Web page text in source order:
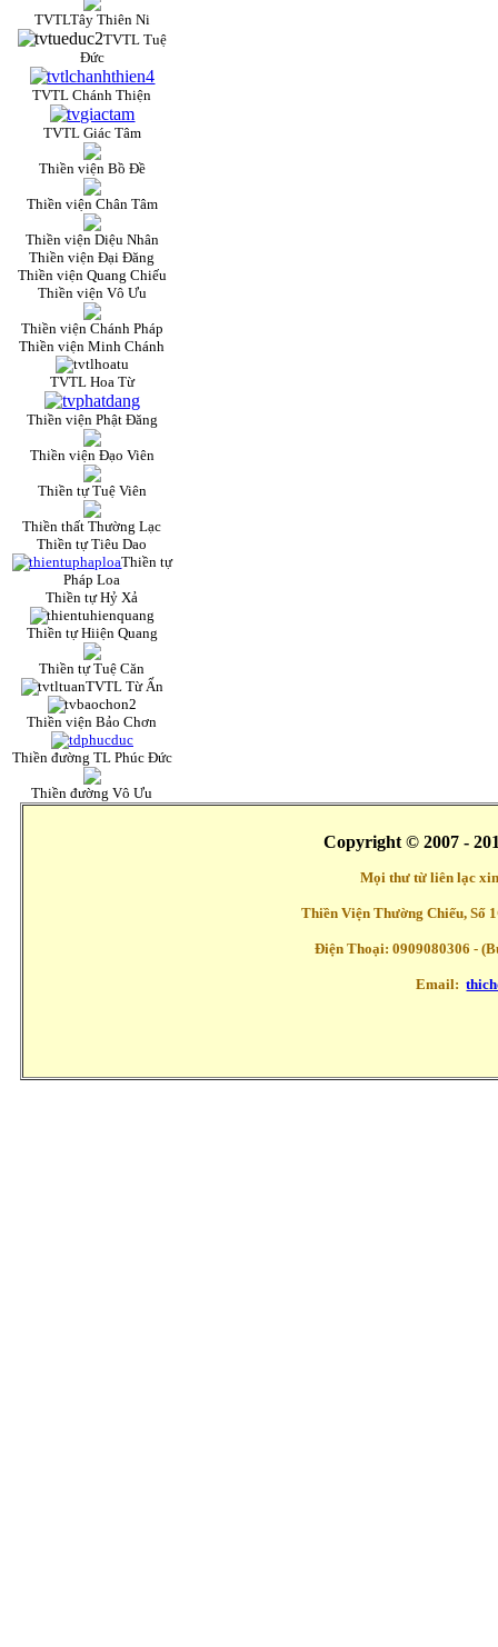
TVTLTây Thiên Ni
TVTL Tuệ
Đức
TVTL Chánh Thiện
TVTL Giác Tâm
Thiền viện Bồ Đề
Thiền viện Chân Tâm
Thiền viện Diệu Nhân
Thiền viện Đại Đăng
Thiền viện Quang Chiếu
Thiền viện Vô Ưu
Thiền viện Chánh Pháp
Thiền viện Minh Chánh
TVTL Hoa Từ
Thiền viện Phật Đăng
Thiền viện Đạo Viên
Thiền tự Tuệ Viên
Thiền thất Thường Lạc
Thiền tự Tiêu Dao
Thiền tự
Pháp Loa
Thiền tự Hỷ Xả
Thiền tự Hiiện Quang
Thiền tự Tuệ Căn
TVTL Từ Ấn
Thiền viện Bảo Chơn
Thiền đường TL Phúc Đức
Thiền đường Vô Ưu
Copyright © 2007 -
Mọi thư từ liên lạc
Thiền Viện Thường Chiếu, Số
Điện Thoại: 0909080306 -
Email: